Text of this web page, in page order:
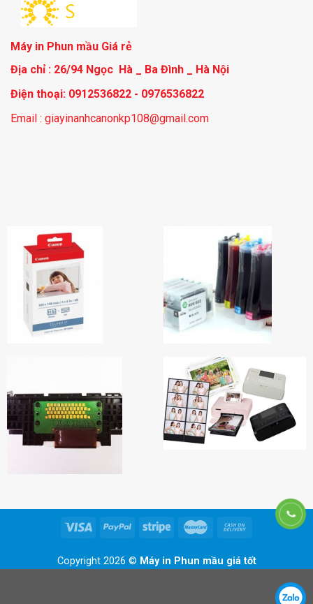
Máy in Phun mầu Giá rẻ
Địa chỉ : 26/94 Ngọc Hà _ Ba Đình _ Hà Nội
Điện thoại: 0912536822 - 0976536822
Email : giayinanhcanonkp108@gmail.com
Copyright 2026 © Máy in Phun mầu giá tốt